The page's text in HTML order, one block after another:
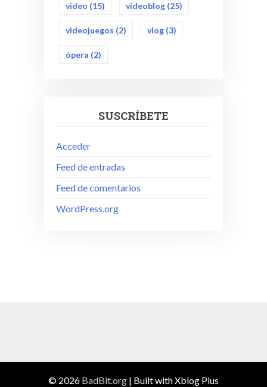
video (15) videoblog (25)
videojuegos (2) vlog (3)
ópera (2)
SUSCRÍBETE
Acceder
Feed de entradas
Feed de comentarios
WordPress.org
© 2026 BadBit.org | Built with Xblog Plus